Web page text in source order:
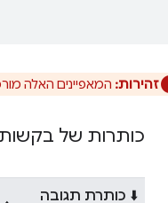
זהירות: המאפיינים האלה
כותרות של
⬇️ כותרת תגובה